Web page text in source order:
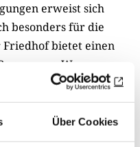
Über Cookies
erweist sich
besonders für die
bietet einen
Wenn
um das Grab zu
des
der Friedhof